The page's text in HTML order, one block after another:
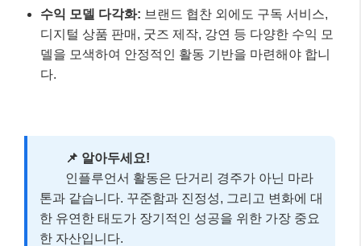
들과 적극적으로 소통하고, 그들의 의견을 콘텐츠에
반영하여 소속감을 높여주세요.
AI 도구 활용:2025년에는 AI 기반 콘텐츠 제작 및
분석 도구
콘텐츠 다양화 및 재활용:
을 만들었다면, 이를 짧게 편집하여 쇼츠나 릴스로
만들고, 핵심 내용을 카드뉴스나 블로그 글로 재구성
하는 등 다양한 형태로 콘텐츠를 재활용하세요.